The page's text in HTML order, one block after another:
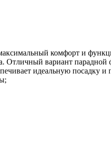
комфорт и
Отличный вариант
идеальную посадку